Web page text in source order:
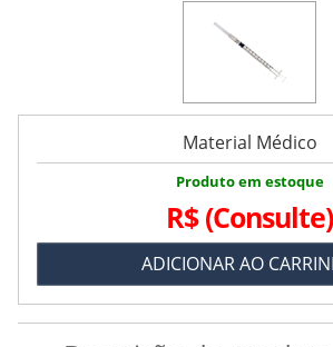
Material Médico
Produto em estoque
R$(Consulte)
ADICIONAR AO